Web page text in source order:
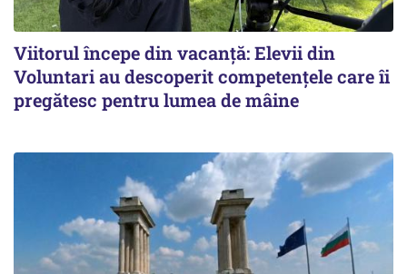
Viitorul începe din vacanță: Elevii din
Voluntari au descoperit competențele care îi
pregătesc pentru lumea de mâine